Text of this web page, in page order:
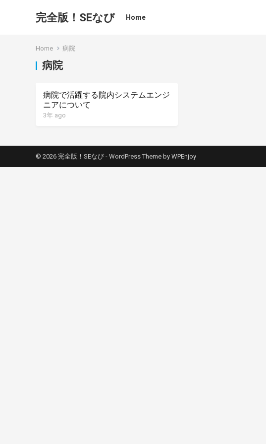
完全版！SEなび Home
Home 病院
病院
病院で活躍する院内システムエンジ
ニアについて
3年 ago
© 2026 完全版！SEなび - WordPress Theme by WPEnjoy